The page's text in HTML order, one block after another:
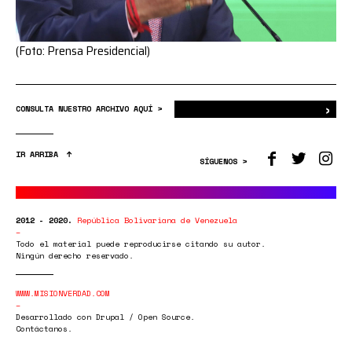
(Foto: Prensa Presidencial)
CONSULTA NUESTRO ARCHIVO AQUÍ > ›
IR ARRIBA
SÍGUENOS >
2012 - 2020. República Bolivariana de Venezuela
Todo el material puede reproducirse citando su autor.
Ningún derecho reservado.
WWW.MISIONVERDAD.COM
Desarrollado con Drupal / Open Source.
Contáctanos.